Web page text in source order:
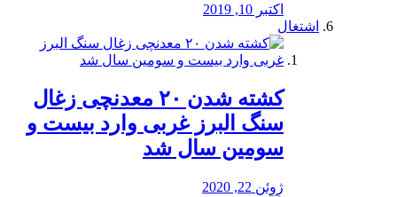
اکتبر 10, 2019
اشتغال
کشته شدن ۲۰ معدنچی زغال
سنگ البرز غربی وارد بیست و
سومین سال شد
ژوئن 22, 2020